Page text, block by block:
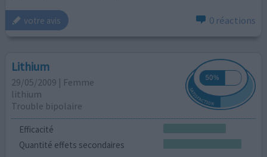
votre avis 0 réactions
Lithium
29/05/2009 | Femme
lithium
Trouble bipolaire
Efficacité
Quantité effets secondaires